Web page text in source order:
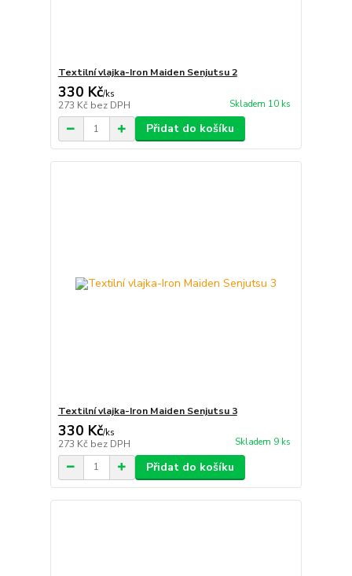
Textilní vlajka-Iron Maiden Senjutsu 2
330 Kč/ks
273 Kč bez DPH Skladem 10 ks
Přidat do košíku
Textilní vlajka-Iron Maiden Senjutsu 3
330 Kč/ks
273 Kč bez DPH Skladem 9 ks
Přidat do košíku